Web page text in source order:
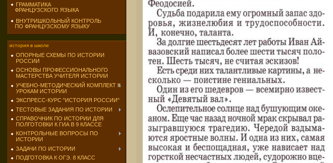
ГРАММАТИКА
ФРАНЦУЗСКОГО ЯЗЫКА
ВНУТРИШКОЛЬНЫЙ КОНТРОЛЬ
ПО ФРАНЦУЗСКОМУ ЯЗЫКУ
история в школе
ОПОРНЫЕ СХЕМЫ ПО ИСТОРИИ
РОССИИ
ОСНОВЫ ПРОФЕССИОНАЛЬНОГО
МАСТЕРСТВА УЧИТЕЛЯ ИСТОРИИ
УЧЕБНО-МЕТОДИЧЕСКИЙ КОМПЛЕКТ К
УРОКАМ ИСТОРИИ
ЭКСПРЕСС-КУРС "ИСТОРИЯ РОССИИ"
ТЕСТОВЫЕ ЗАДАНИЯ ПО ИСТОРИИ
СПРАВОЧНИК ПО ИСТОРИИ ДЛЯ
ПОЛГОТОВКИ К ГИА В 9 КЛАССЕ
КОНТРОЛЬНЫЕ ВОПРОСЫ ПО
ИСТОРИИ
ЗАДАЧИ ПО ИСТОРИИ
ПОДГОТОВКА К ОГЭ. 8 КЛАСС